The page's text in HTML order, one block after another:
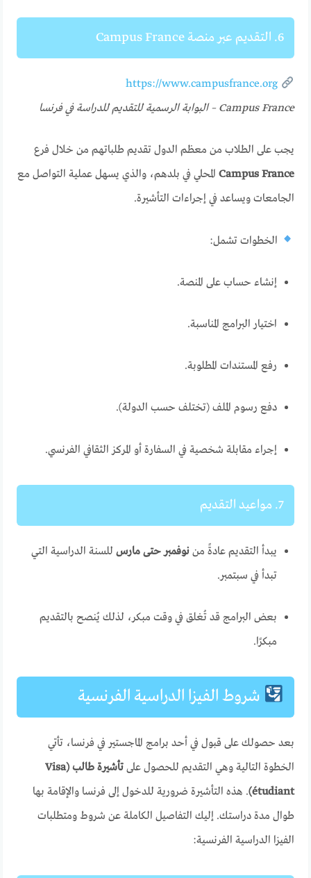
6. التقديم عبر منصة Campus France
https://www.campusfrance.org
Campus France – البوابة الرسمية للتقديم للدراسة في فرنسا
يجب على الطلاب من معظم الدول تقديم طلباتهم من خلال فرع
Campus France المحلي في بلدهم، والذي يسهل عملية التواصل مع
الجامعات ويساعد في إجراءات التأشيرة.
الخطوات تشمل:
إنشاء حساب على المنصة.
اختيار البرامج المناسبة.
رفع المستندات المطلوبة.
دفع رسوم الملف (تختلف حسب الدولة).
إجراء مقابلة شخصية في السفارة أو المركز الثقافي الفرنسي.
7. مواعيد التقديم
يبدأ التقديم عادةً مننوفمبر حتى مارس للسنة الدراسية التي
تبدأ في سبتمبر.
بعض البرامج قد تُغلق في وقت مبكر، لذلك يُنصح بالتقديم
مبكرًا.
شروط الفيزا الدراسية الفرنسية
بعد حصولك على قبول في أحد برامج الماجستير في فرنسا، تأتي
الخطوة التالية وهي التقديم للحصول على
تأشيرة طالب (Visa
étudiant) . هذه التأشيرة ضرورية للدخول إلى فرنسا والإقامة بها
طوال مدة دراستك. إليك التفاصيل الكاملة عن شروط ومتطلبات
الفيزا الدراسية الفرنسية: